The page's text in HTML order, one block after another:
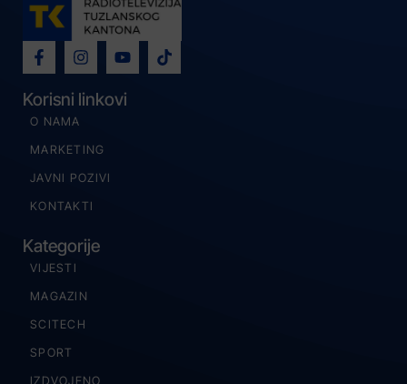
Korisni linkovi
O NAMA
MARKETING
JAVNI POZIVI
KONTAKTI
Kategorije
VIJESTI
MAGAZIN
SCITECH
SPORT
IZDVOJENO